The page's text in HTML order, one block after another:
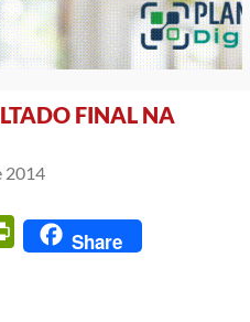
FINAL NA
2014
PrintFriendly
Share